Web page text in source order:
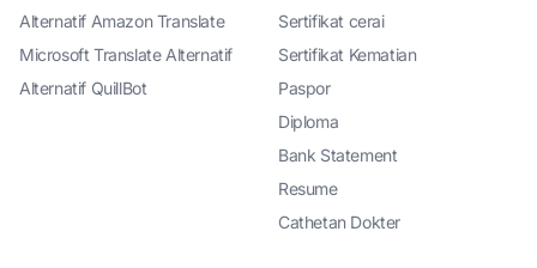
Alternatif Amazon Translate
Microsoft Translate Alternatif
Alternatif QuillBot
Sertifikat cerai
Sertifikat Kematian
Paspor
Diploma
Bank Statement
Resume
Cathetan Dokter